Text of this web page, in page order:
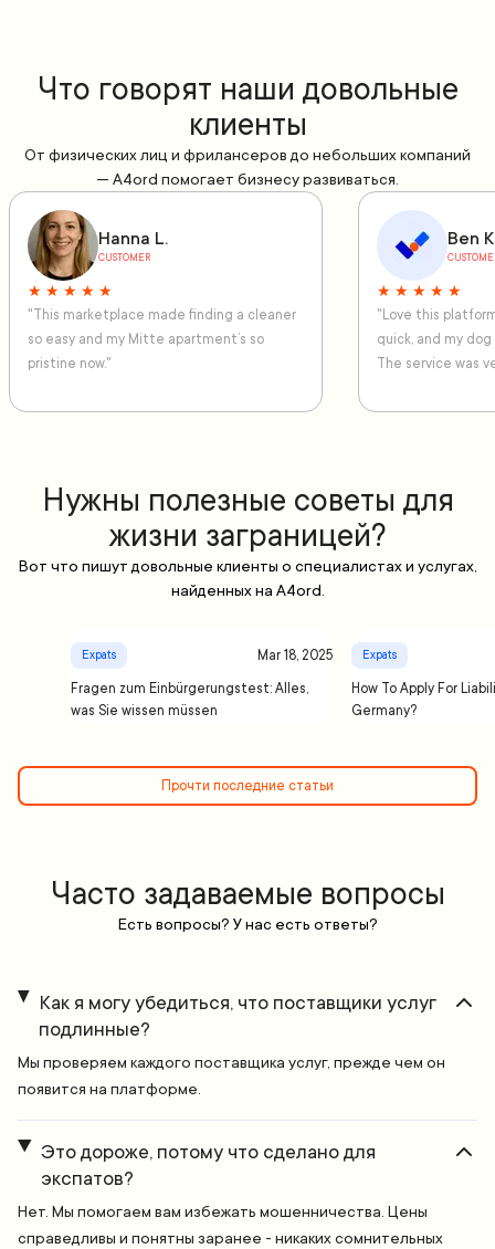
Что говорят наши довольные
клиенты
От физических лиц и фрилансеров до небольших компаний
— A4ord помогает бизнесу развиваться.
Hanna L.
CUSTOMER
★ ★ ★ ★ ★
"This marketplace made finding a cleaner
so easy and my Mitte apartment’s so
pristine now."
Ben
★ ★ ★ ★ ★
"Love this
quick, and my
The service was
Нужны полезные советы для
жизни заграницей?
Вот что пишут довольные клиенты о специалистах и услугах,
найденных на A4ord.
Expats Mar 18, 2025
Fragen zum Einbürgerungstest: Alles,
was Sie wissen müssen
Expats
How To Apply For
Germany?
Прочти последние статьи
Часто задаваемые вопросы
Есть вопросы? У нас есть ответы?
Как я могу убедиться, что поставщики услуг
подлинные?
Мы проверяем каждого поставщика услуг, прежде чем он
появится на платформе.
Это дороже, потому что сделано для
экспатов?
Нет. Мы помогаем вам избежать мошенничества. Цены
справедливы и понятны заранее - никаких сомнительных